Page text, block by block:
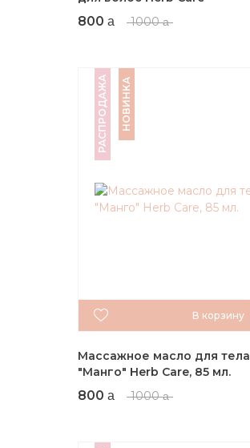
800 1000
РАСПРОДАЖА НОВИНКА
В корзину
Массажное масло для тела
"Манго" Herb Care, 85 мл.
800 1000